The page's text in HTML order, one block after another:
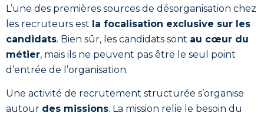
L’une des premières sources de désorganisation chez
les recruteurs est la focalisation exclusive sur les
candidats. Bien sûr, les candidats sont au cœur du
métier, mais ils ne peuvent pas être le seul point
d’entrée de l’organisation.
Une activité de recrutement structurée s’organise
autour des missions. La mission relie le besoin du